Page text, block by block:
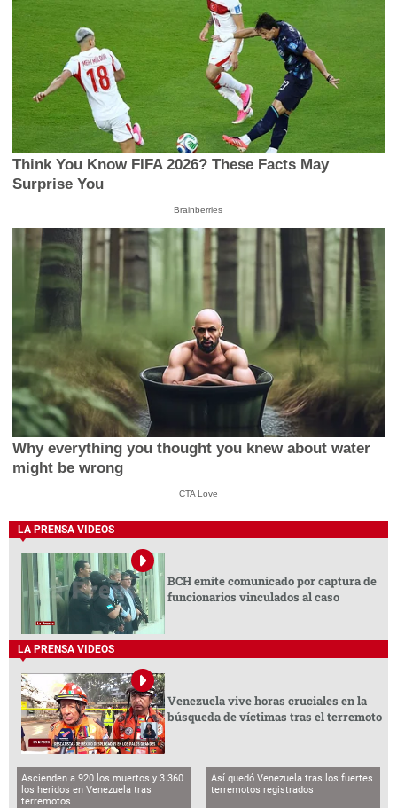
Think You Know FIFA 2026? These Facts May
Surprise You
Brainberries
Why everything you thought you knew about water
might be wrong
CTA Love
LA PRENSA VIDEOS
BCH emite comunicado por captura de
funcionarios vinculados al caso
LA PRENSA VIDEOS
Venezuela vive horas cruciales en la
búsqueda de víctimas tras el terremoto
Ascienden a 920 los muertos y 3.360
los heridos en Venezuela tras
terremotos
Así quedó Venezuela tras los fuertes
terremotos registrados